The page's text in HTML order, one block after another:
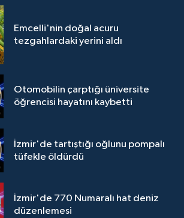
Emcelli'nin doğal acuru
tezgahlardaki yerini aldı
Otomobilin çarptığı üniversite
öğrencisi hayatını kaybetti
İzmir'de tartıştığı oğlunu pompalı
tüfekle öldürdü
İzmir'de 770 Numaralı hat deniz
düzenlemesi